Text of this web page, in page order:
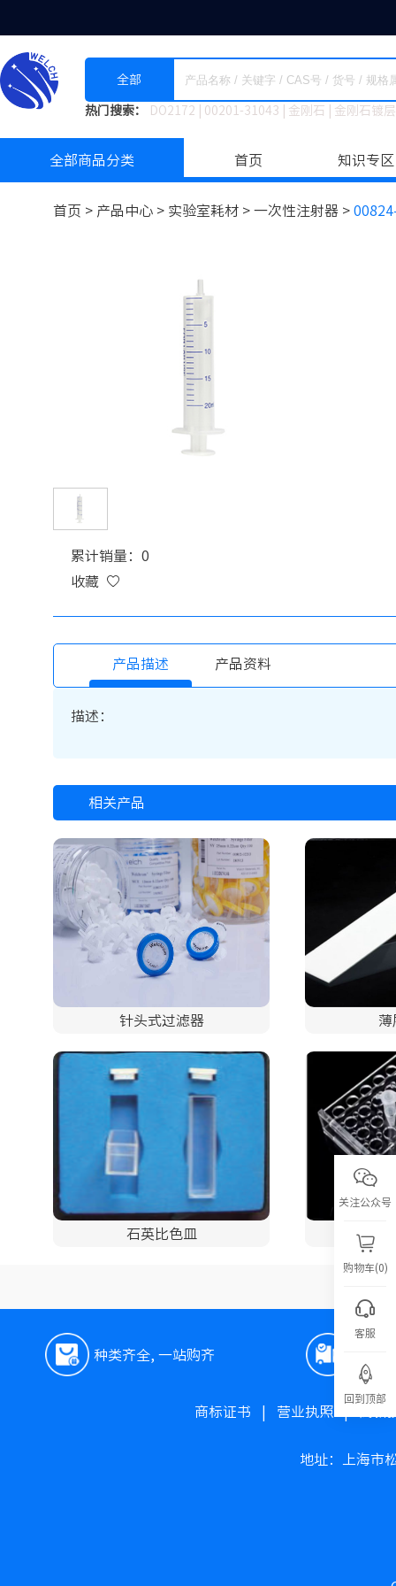
全部
热门搜索： DO2172 00201-31043 金刚石 金刚石镀
全部商品分类 首页 知识专区
首页 > 产品中心 > 实验室耗材 > 一次性注射器 >
累计销量：0
收藏
产品描述 产品资料
描述：
相关产品
针头式过滤器 薄
石英比色皿
种类齐全, 一站购齐
商标证书 营业执照|
地址：上海市
关注公众号
购物车(0)
客服
回到顶部